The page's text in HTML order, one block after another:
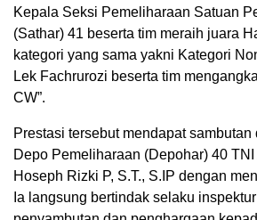
Kepala Seksi Pemeliharaan Satuan
(Sathar) 41 beserta tim meraih juara
kategori yang sama yakni Kategori
Lek Fachrurozi beserta tim
CW”.
Prestasi tersebut mendapat sambutan
Depo Pemeliharaan (Depohar) 40
Hoseph Rizki P, S.T., S.IP dengan
Ia langsung bertindak selaku